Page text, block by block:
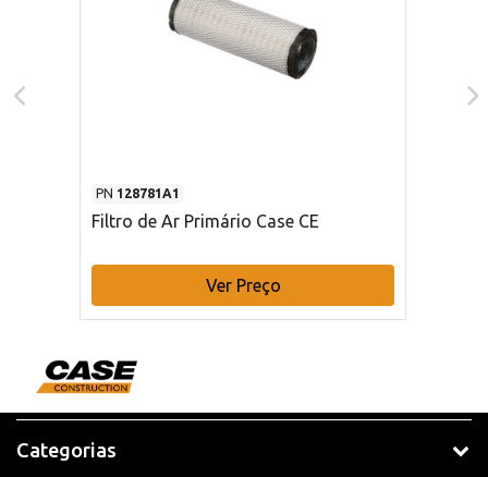
PN 128781A1
Filtro de Ar Primário Case CE
Ver Preço
Categorias